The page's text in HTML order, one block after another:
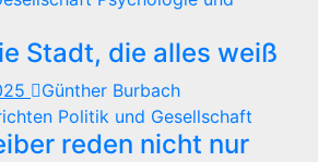
Stadt, die alles weiß
Günther Burbach
Politik und Gesellschaft
reden nicht nur